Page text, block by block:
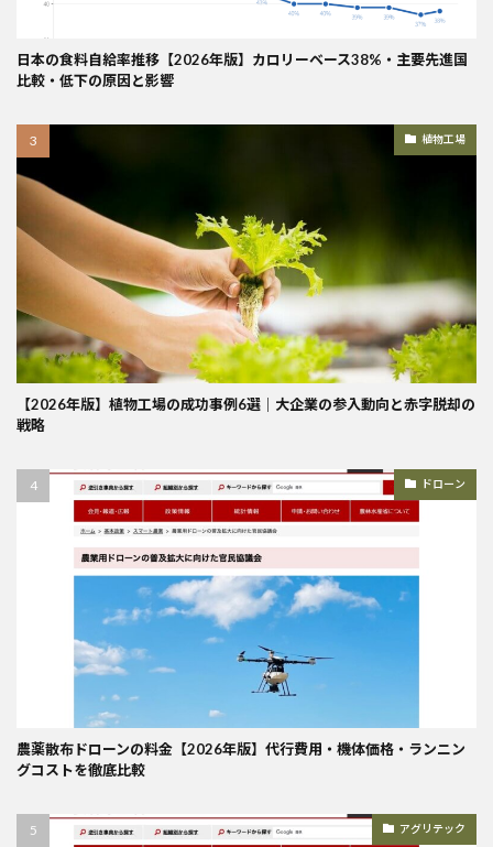
日本の食料自給率推移【2026年版】カロリーベース38%・主要先進国
比較・低下の原因と影響
植物工場
【2026年版】植物工場の成功事例6選｜大企業の参入動向と赤字脱却の
戦略
ドローン
農薬散布ドローンの料金【2026年版】代行費用・機体価格・ランニン
グコストを徹底比較
アグリテック